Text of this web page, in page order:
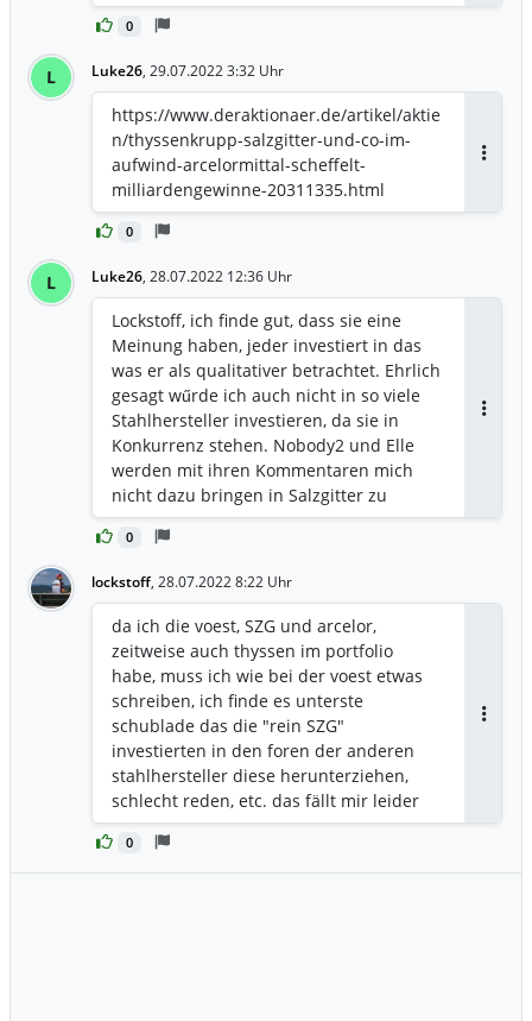
0
L Luke26, 29.07.2022 3:32 Uhr
0
https://www.deraktionaer.de/artikel/aktie
n/thyssenkrupp-salzgitter-und-co-im-
aufwind-arcelormittal-scheffelt-
milliardengewinne-20311335.html
L Luke26, 28.07.2022 12:36 Uhr
0
Lockstoff, ich finde gut, dass sie eine
Meinung haben, jeder investiert in das
was er als qualitativer betrachtet. Ehrlich
gesagt wűrde ich auch nicht in so viele
Stahlhersteller investieren, da sie in
Konkurrenz stehen. Nobody2 und Elle
werden mit ihren Kommentaren mich
nicht dazu bringen in Salzgitter zu
investieren, genauso wenig meine
Anteile in Arcelor zu verkaufen👌
lockstoff, 28.07.2022 8:22 Uhr
0
da ich die voest, SZG und arcelor,
zeitweise auch thyssen im portfolio
habe, muss ich wie bei der voest etwas
schreiben, ich finde es unterste
schublade das die "rein SZG"
investierten in den foren der anderen
stahlhersteller diese herunterziehen,
schlecht reden, etc. das fällt mir leider
auf, welche forumsteilnehmer das sind
ist ja leicht zu erkennen und ich finde
das echt ne miese nummer,